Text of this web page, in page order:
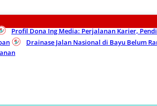
Profil Dona Ing Media: Perjalanan Karier,
Drainase Jalan Nasional di Bayu Belum